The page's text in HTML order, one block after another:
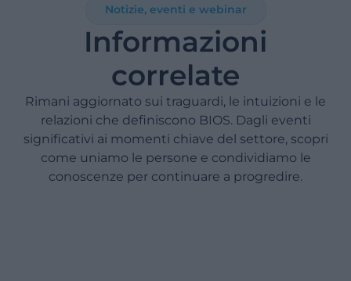
Notizie, eventi e webinar
Informazioni
correlate
Rimani aggiornato sui traguardi, le intuizioni e le
relazioni che definiscono BIOS. Dagli eventi
significativi ai momenti chiave del settore, scopri
come uniamo le persone e condividiamo le
conoscenze per continuare a progredire.